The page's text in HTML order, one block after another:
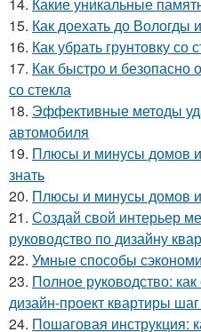
15. Как доехать до Вологды
16. Как убрать грунтовку
17. Как быстро и безопасно
со стекла
18. Эффективные методы
автомобиля
19. Плюсы и минусы домов
знать
20. Плюсы и минусы домов
21. Создай свой интерьер
руководство по дизайну
22. Умные способы
23. Полное руководство:
дизайн-проект квартиры
24. Пошаговая инструкция: